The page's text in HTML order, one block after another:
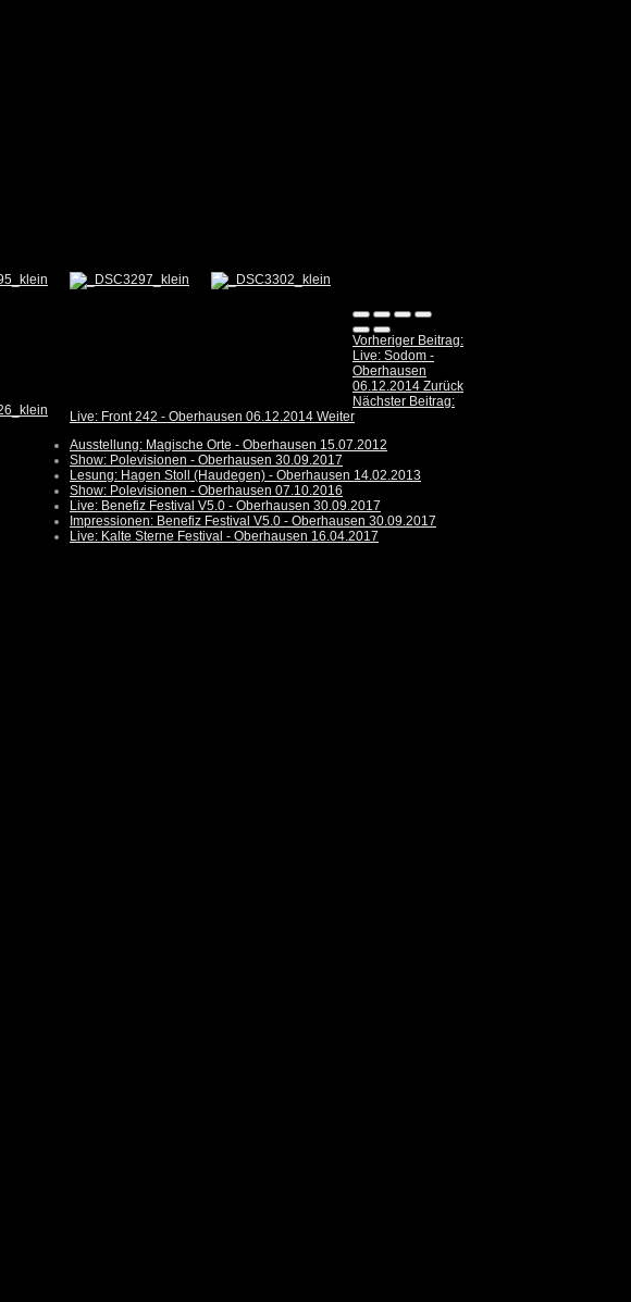
Vorheriger Beitrag:
Live: Sodom -
Oberhausen
06.12.2014 Zurück
Nächster Beitrag:
Live: Front 242 - Oberhausen 06.12.2014 Weiter
Ausstellung: Magische Orte - Oberhausen 15.07.2012
Show: Polevisionen - Oberhausen 30.09.2017
Lesung: Hagen Stoll (Haudegen) - Oberhausen 14.02.2013
Show: Polevisionen - Oberhausen 07.10.2016
Live: Benefiz Festival V5.0 - Oberhausen 30.09.2017
Impressionen: Benefiz Festival V5.0 - Oberhausen 30.09.2017
Live: Kalte Sterne Festival - Oberhausen 16.04.2017